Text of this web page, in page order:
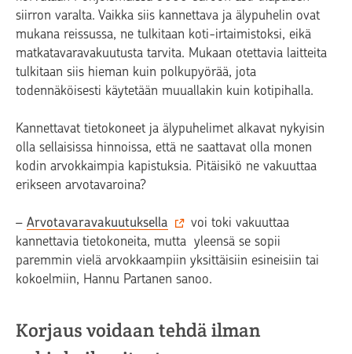
siirron varalta. Vaikka siis kannettava ja älypuhelin ovat
mukana reissussa, ne tulkitaan koti-irtaimistoksi, eikä
matkatavaravakuutusta tarvita. Mukaan otettavia laitteita
tulkitaan siis hieman kuin polkupyörää, jota
todennäköisesti käytetään muuallakin kuin kotipihalla.
Kannettavat tietokoneet ja älypuhelimet alkavat nykyisin
olla sellaisissa hinnoissa, että ne saattavat olla monen
kodin arvokkaimpia kapistuksia. Pitäisikö ne vakuuttaa
erikseen arvotavaroina?
– Arvotavaravakuutuksella
voi toki vakuuttaa
kannettavia tietokoneita, mutta yleensä se sopii
paremmin vielä arvokkaampiin yksittäisiin esineisiin tai
kokoelmiin, Hannu Partanen sanoo.
Korjaus voidaan tehdä ilman